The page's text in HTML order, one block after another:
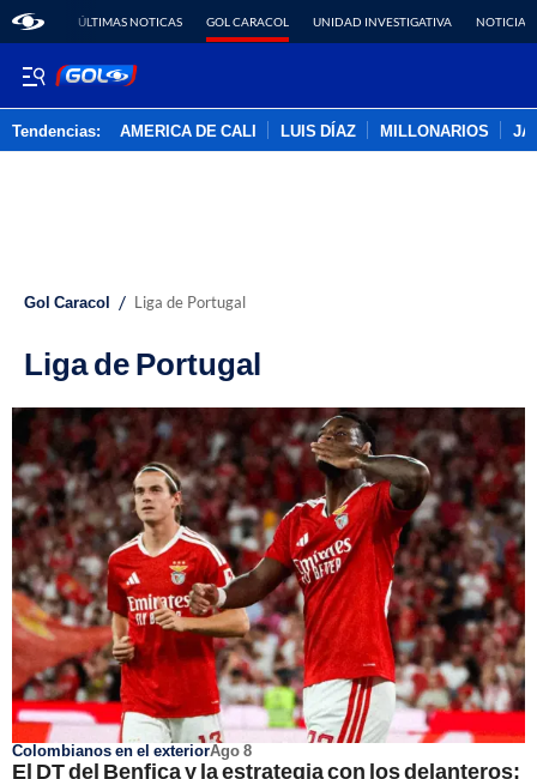
ÚLTIMAS NOTICAS GOL CARACOL UNIDAD INVESTIGATIVA NOTICIAS
Tendencias: AMERICA DE CALI LUIS DÍAZ MILLONARIOS
Gol Caracol / Liga de Portugal
Liga de Portugal
Colombianos en el exteriorAgo 8
El DT del Benfica y la estrategia con los delanteros;